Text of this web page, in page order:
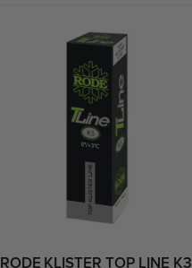
RODE KLISTER TOP LINE K3